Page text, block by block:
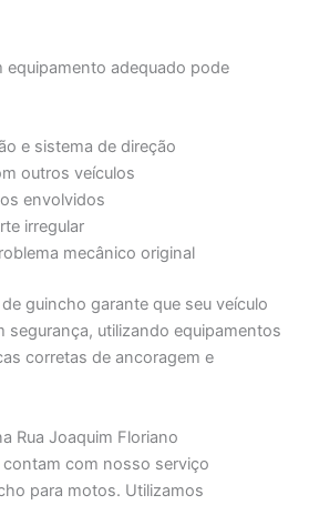
equipamento adequado pode
e sistema de direção
outros veículos
envolvidos
irregular
mecânico original
guincho garante que seu veículo
segurança, utilizando equipamentos
corretas de ancoragem e
Rua Joaquim Floriano
com nosso serviço
para motos. Utilizamos